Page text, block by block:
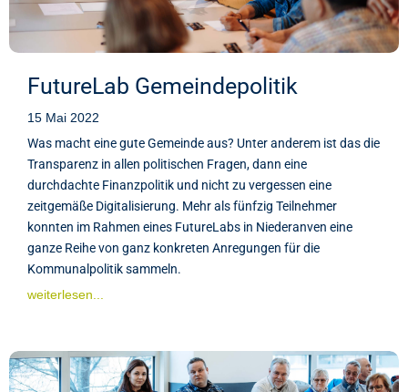
FutureLab Gemeindepolitik
15 Mai 2022
Was macht eine gute Gemeinde aus? Unter anderem ist das die
Transparenz in allen politischen Fragen, dann eine
durchdachte Finanzpolitik und nicht zu vergessen eine
zeitgemäße Digitalisierung. Mehr als fünfzig Teilnehmer
konnten im Rahmen eines FutureLabs in Niederanven eine
ganze Reihe von ganz konkreten Anregungen für die
Kommunalpolitik sammeln.
weiterlesen...